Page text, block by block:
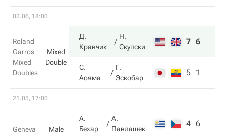
02.06, 18:00
Roland
Garros
Mixed
Doubles
Mixed
Double
Д.
Кравчик
Н.
Скупски
7 6
С.
Аояма
Г.
Эскобар
5 1
21.05, 17:00
Geneva
Male
А.
Бехар
А.
Павлашек
4 6